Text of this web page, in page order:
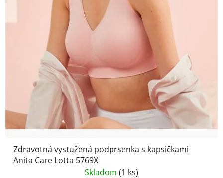
Zdravotná vystužená podprsenka s kapsičkami
Anita Care Lotta 5769X
Skladom (1 ks)